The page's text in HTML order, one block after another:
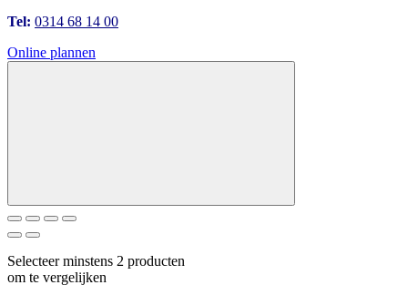
Tel: 0314 68 14 00
Online plannen
Selecteer minstens 2 producten
om te vergelijken